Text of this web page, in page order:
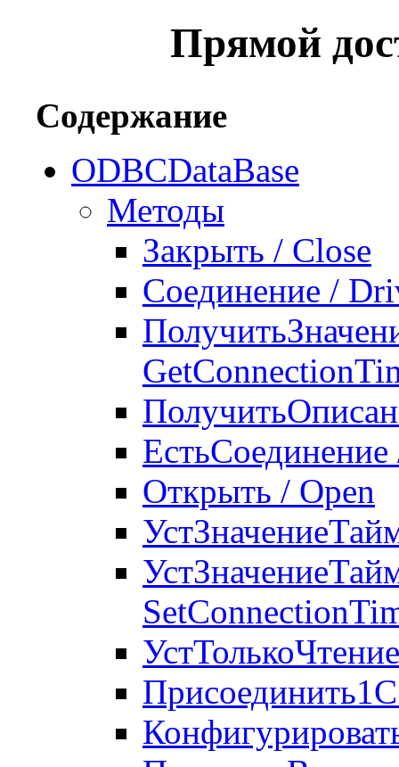
Прямой
Содержание
ODBCDataBase
Методы
Закрыть / Close
Соединение /
Открыть / Open